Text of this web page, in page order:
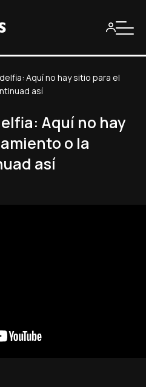
Aquí no hay sitio para el
así
Aquí no hay
o la
así